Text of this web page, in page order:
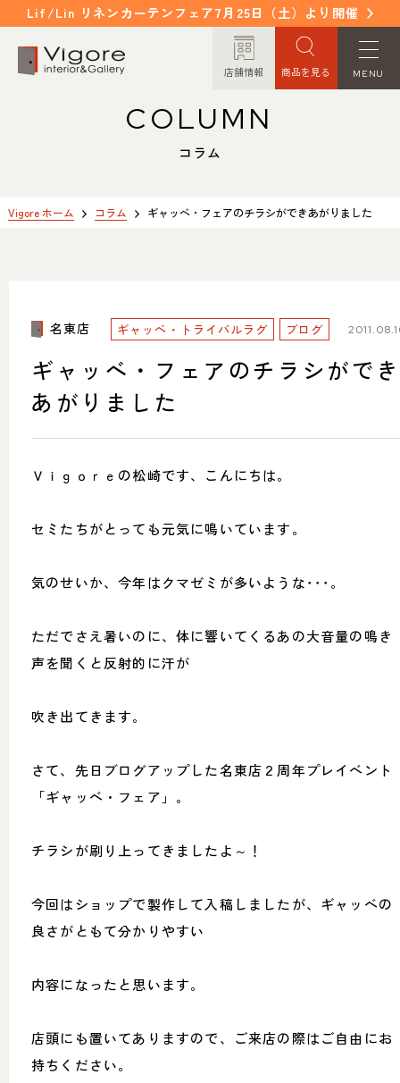
Lif/Lin リネンカーテンフェア7月25日（土）より開催
店舗情報 商品を見る MENU
イベント/ニュース
ITEM
商品紹介
WORKS
よくあるご質問
SHOP INFO
中川店
名東店
ORDER MADE
PRIVACY POLICY
TRANSACTION
特定商取引法に基づく表記
中川店
営業時間
定休日
水曜日（祝日は営業）
052-361-5551
タップで電話をかける
名東店
営業時間
平日 11：00～18：00
定休日
水曜日（祝日は営業）
COLUMN
コラム
Vigore ホーム コラム ギャッベ・フェアのチラシができあがりました
名東店 ギャッベ・トライバルラグ ブログ
ギャッベ・フェアのチラシがで
あがりました
Ｖｉｇｏｒｅの松崎です、こんにちは。
セミたちがとっても元気に鳴いています。
気のせいか、今年はクマゼミが多いような･･･。
ただでさえ暑いのに、体に響いてくるあの大音量の鳴き
声を聞くと反射的に汗が
吹き出てきます。
さて、先日ブログアップした名東店２周年プレイベント
「ギャッベ・フェア」。
チラシが刷り上ってきましたよ～！
今回はショップで製作して入稿しましたが、ギャッベの
良さがともて分かりやすい
内容になったと思います。
店頭にも置いてありますので、ご来店の際はご自由にお
持ちください。